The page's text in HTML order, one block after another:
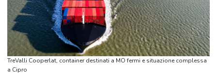
TreValli Cooperlat, container destinati a MO fermi e situazione complessa
a Cipro